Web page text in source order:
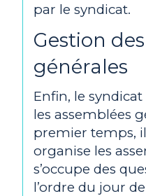
par le syndicat.
Gestion
générales
Enfin, le
les assemblées
premier temps,
organise les
s’occupe des
l’ordre du jour